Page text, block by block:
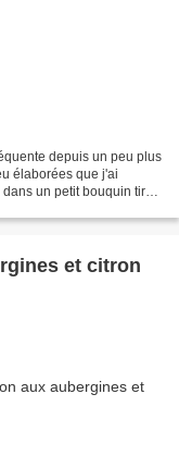
depuis un peu plus
élaborées que j'ai
un petit bouquin tiré
et citron